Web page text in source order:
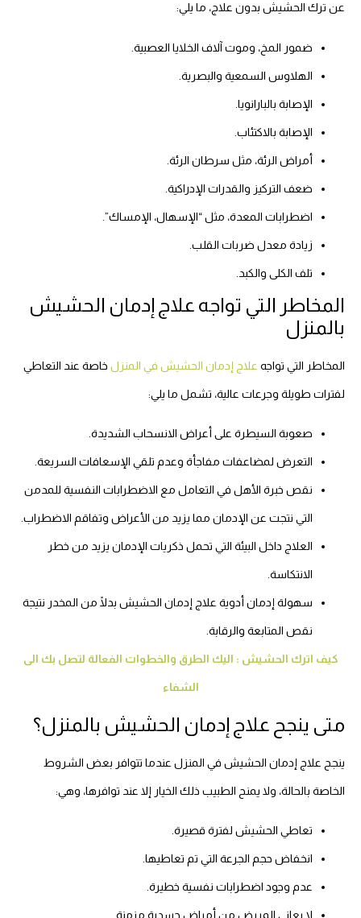
عن ترك الحشيش بدون علاج، ما يلي:
ضمور المخ، وموت آلاف الخلايا العصبية.
الهلاوس السمعية والبصرية.
الإصابة بالبارانويا.
الإصابة بالاكتئاب.
أمراض الرئة، مثل سرطان الرئة.
ضعف التركيز والقدرات الإدراكية.
اضطرابات المعدة، مثل “الإسهال، الإمساك”.
زيادة معدل ضربات القلب.
تلف الكلى والكبد.
المخاطر التي تواجه علاج إدمان الحشيش
بالمنزل
المخاطر التي تواجه علاج إدمان الحشيش في المنزل خاصة عند التعاطي
لفترات طويلة وجرعات عالية، تشمل ما يلي:
صعوبة السيطرة على أعراض الانسحاب الشديدة.
التعرض لمضاعفات مفاجأة وعدم تلقي الإسعافات السريعة.
نقص خبرة الأهل في التعامل مع الاضطرابات النفسية للمدمن
التي نتجت عن الإدمان مما يزيد من الأعراض وتفاقم الاضطراب.
العلاج داخل البيئة التي تحمل ذكريات الإدمان يزيد من خطر
الانتكاسة.
سهولة إدمان أدوية علاج إدمان الحشيش بدلًا من المخدر نتيجة
نقص المتابعة والرقابة.
كيف اترك الحشيش : اليك الطرق والخطوات الفعالة لتصل بك الى
الشفاء
متى ينجح علاج إدمان الحشيش بالمنزل؟
ينجح علاج إدمان الحشيش في المنزل عندما تتوافر بعض الشروط
الخاصة بالحالة، ولا يمنح الطبيب ذلك الخيار إلا عند توافرها، وهي:
تعاطي الحشيش لفترة قصيرة.
انخفاض حجم الجرعة التي تم تعاطيها.
عدم وجود اضطرابات نفسية خطيرة.
لا يعاني المريض من أمراض جسدية مزمنة.